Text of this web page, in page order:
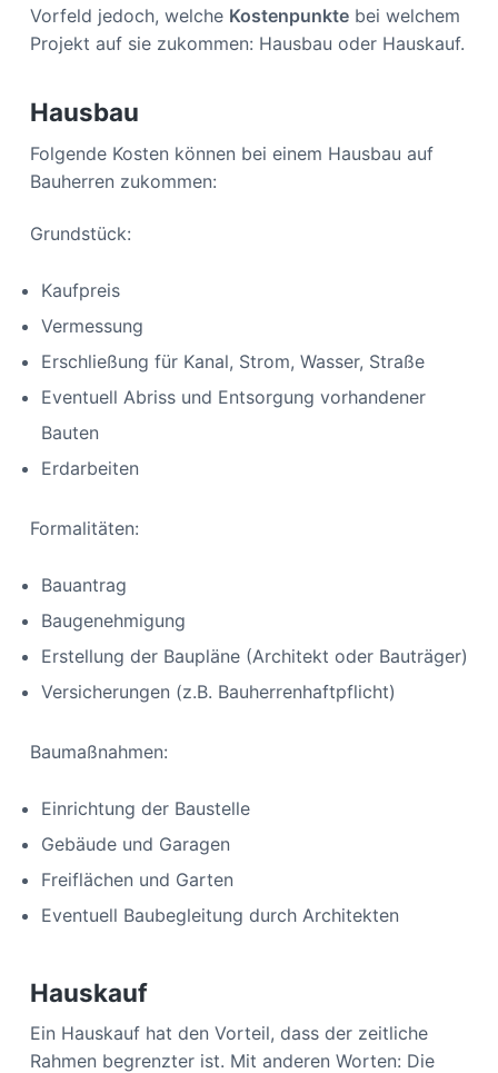
Vorfeld jedoch, welche Kostenpunktebei welchem
Projekt auf sie zukommen: Hausbau oder Hauskauf.
Hausbau
Folgende Kosten können bei einem Hausbau auf
Bauherren zukommen:
Grundstück:
Kaufpreis
Vermessung
Erschließung für Kanal, Strom, Wasser, Straße
Eventuell Abriss und Entsorgung vorhandener
Bauten
Erdarbeiten
Formalitäten:
Bauantrag
Baugenehmigung
Erstellung der Baupläne (Architekt oder Bauträger)
Versicherungen (z.B. Bauherrenhaftpflicht)
Baumaßnahmen:
Einrichtung der Baustelle
Gebäude und Garagen
Freiflächen und Garten
Eventuell Baubegleitung durch Architekten
Hauskauf
Ein Hauskauf hat den Vorteil, dass der zeitliche
Rahmen begrenzter ist. Mit anderen Worten: Die